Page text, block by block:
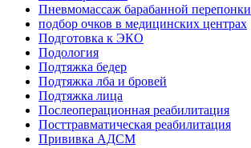
Пневмомассаж барабанной перепонки
подбор очков в медицинских центрах
Подготовка к ЭКО
Подология
Подтяжка бедер
Подтяжка лба и бровей
Подтяжка лица
Послеоперационная реабилитация
Посттравматическая реабилитация
Прививка АДСМ